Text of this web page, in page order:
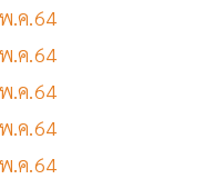
.ค.64
.ค.64
.ค.64
.ค.64
.ค.64